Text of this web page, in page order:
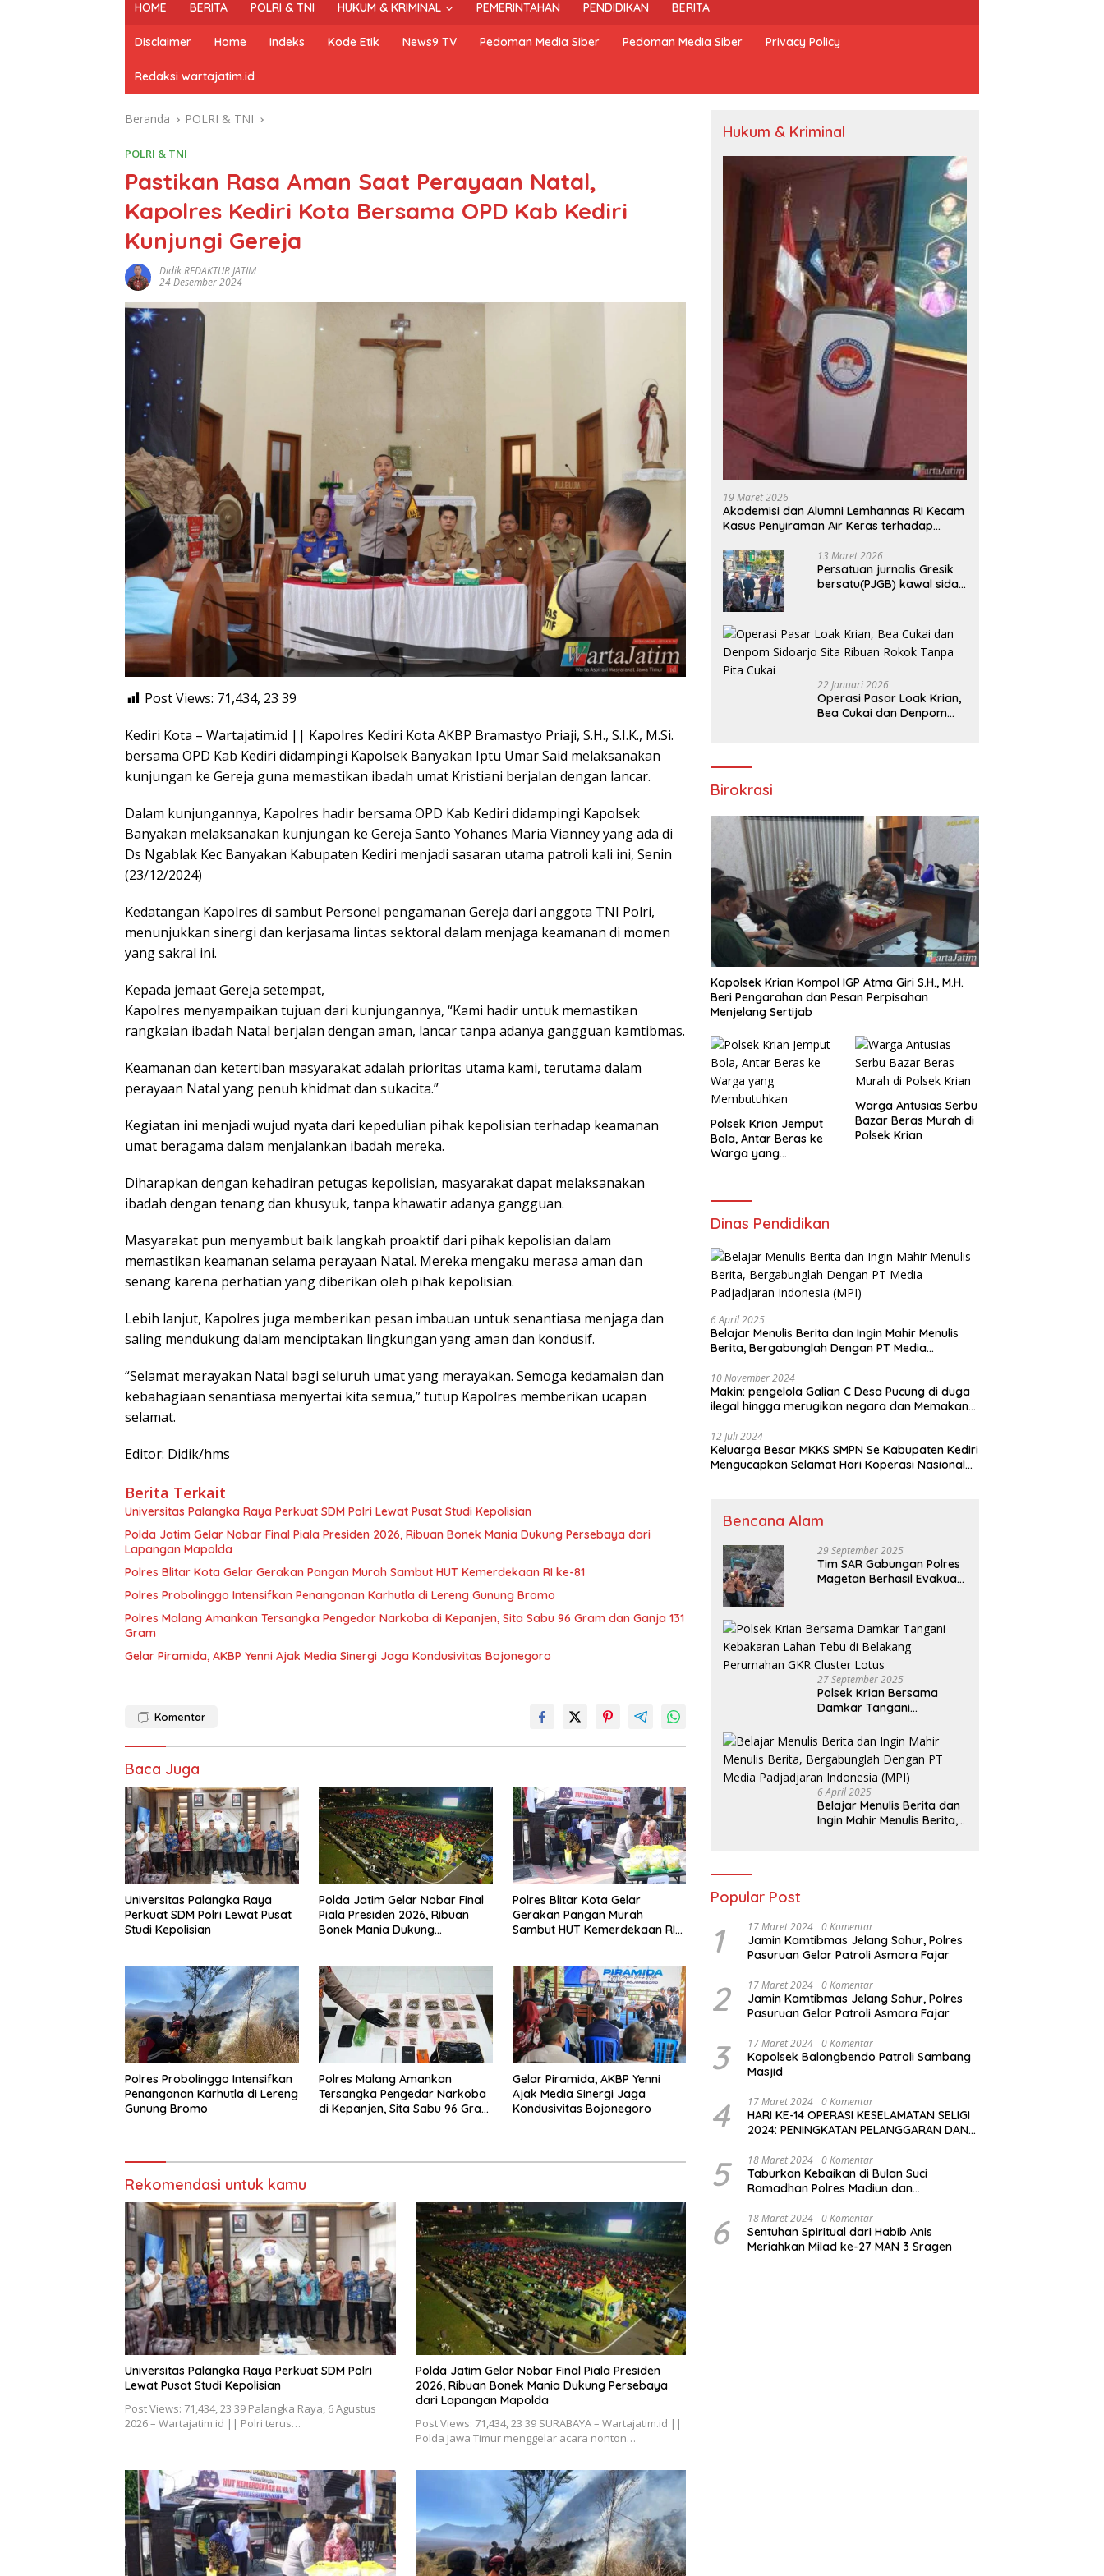
HOME BERITA POLRI & TNI HUKUM & KRIMINAL PEMERINTAHAN PENDIDIKAN BERITA
Disclaimer Home Indeks Kode Etik News9 TV Pedoman Media Siber Pedoman Media Siber Privacy Policy
Redaksi wartajatim.id
Beranda POLRI & TNI
POLRI & TNI
Pastikan Rasa Aman Saat Perayaan Natal,
Kapolres Kediri Kota Bersama OPD Kab Kediri
Kunjungi Gereja
Didik REDAKTUR JATIM
24 Desember 2024
Post Views: 71,434, 23 39
Kediri Kota – Wartajatim.id || Kapolres Kediri Kota AKBP Bramastyo Priaji, S.H., S.I.K., M.Si.
bersama OPD Kab Kediri didampingi Kapolsek Banyakan Iptu Umar Said melaksanakan
kunjungan ke Gereja guna memastikan ibadah umat Kristiani berjalan dengan lancar.
Dalam kunjungannya, Kapolres hadir bersama OPD Kab Kediri didampingi Kapolsek
Banyakan melaksanakan kunjungan ke Gereja Santo Yohanes Maria Vianney yang ada di
Ds Ngablak Kec Banyakan Kabupaten Kediri menjadi sasaran utama patroli kali ini, Senin
(23/12/2024)
Kedatangan Kapolres di sambut Personel pengamanan Gereja dari anggota TNI Polri,
menunjukkan sinergi dan kerjasama lintas sektoral dalam menjaga keamanan di momen
yang sakral ini.
Kepada jemaat Gereja setempat,
Kapolres menyampaikan tujuan dari kunjungannya, “Kami hadir untuk memastikan
rangkaian ibadah Natal berjalan dengan aman, lancar tanpa adanya gangguan kamtibmas.
Keamanan dan ketertiban masyarakat adalah prioritas utama kami, terutama dalam
perayaan Natal yang penuh khidmat dan sukacita.”
Kegiatan ini menjadi wujud nyata dari kepedulian pihak kepolisian terhadap keamanan
umat beragama dalam menjalankan ibadah mereka.
Diharapkan dengan kehadiran petugas kepolisian, masyarakat dapat melaksanakan
ibadah dengan tenang dan khusyuk, tanpa khawatir adanya gangguan.
Masyarakat pun menyambut baik langkah proaktif dari pihak kepolisian dalam
memastikan keamanan selama perayaan Natal. Mereka mengaku merasa aman dan
senang karena perhatian yang diberikan oleh pihak kepolisian.
Lebih lanjut, Kapolres juga memberikan pesan imbauan untuk senantiasa menjaga dan
saling mendukung dalam menciptakan lingkungan yang aman dan kondusif.
“Selamat merayakan Natal bagi seluruh umat yang merayakan. Semoga kedamaian dan
kebahagiaan senantiasa menyertai kita semua,” tutup Kapolres memberikan ucapan
selamat.
Editor: Didik/hms
Berita Terkait
Universitas Palangka Raya Perkuat SDM Polri Lewat Pusat Studi Kepolisian
Polda Jatim Gelar Nobar Final Piala Presiden 2026, Ribuan Bonek Mania Dukung Persebaya dari
Lapangan Mapolda
Polres Blitar Kota Gelar Gerakan Pangan Murah Sambut HUT Kemerdekaan RI ke-81
Polres Probolinggo Intensifkan Penanganan Karhutla di Lereng Gunung Bromo
Polres Malang Amankan Tersangka Pengedar Narkoba di Kepanjen, Sita Sabu 96 Gram dan Ganja 131
Gram
Gelar Piramida, AKBP Yenni Ajak Media Sinergi Jaga Kondusivitas Bojonegoro
Komentar
Baca Juga
Universitas Palangka Raya
Perkuat SDM Polri Lewat Pusat
Studi Kepolisian
Polda Jatim Gelar Nobar Final
Piala Presiden 2026, Ribuan
Bonek Mania Dukung
Polres Blitar Kota Gelar
Gerakan Pangan Murah
Sambut HUT Kemerdekaan RI
Polres Probolinggo Intensifkan
Penanganan Karhutla di Lereng
Gunung Bromo
Polres Malang Amankan
Tersangka Pengedar Narkoba
di Kepanjen, Sita Sabu 96 Gram
Gelar Piramida, AKBP Yenni
Ajak Media Sinergi Jaga
Kondusivitas Bojonegoro
Rekomendasi untuk kamu
Universitas Palangka Raya Perkuat SDM Polri
Lewat Pusat Studi Kepolisian
Post Views: 71,434, 23 39 Palangka Raya, 6 Agustus
2026 – Wartajatim.id || Polri terus…
Polda Jatim Gelar Nobar Final Piala Presiden
2026, Ribuan Bonek Mania Dukung Persebaya
dari Lapangan Mapolda
Post Views: 71,434, 23 39 SURABAYA – Wartajatim.id ||
Polda Jawa Timur menggelar acara nonton…
Hukum & Kriminal
19 Maret 2026
Akademisi dan Alumni Lemhannas RI Kecam
Kasus Penyiraman Air Keras terhadap
13 Maret 2026
Persatuan jurnalis Gresik
bersatu(PJGB) kawal sidak
atas nama Molyo Cipto
amin
22 Januari 2026
Operasi Pasar Loak Krian,
Bea Cukai dan Denpom
Birokrasi
Kapolsek Krian Kompol IGP Atma Giri S.H., M.H.
Beri Pengarahan dan Pesan Perpisahan
Menjelang Sertijab
Polsek Krian Jemput
Bola, Antar Beras ke
Warga yang
Warga Antusias Serbu
Bazar Beras Murah di
Polsek Krian
Dinas Pendidikan
6 April 2025
Belajar Menulis Berita dan Ingin Mahir Menulis
Berita, Bergabunglah Dengan PT Media
10 November 2024
Makin: pengelola Galian C Desa Pucung di duga
ilegal hingga merugikan negara dan Memakan
12 Juli 2024
Keluarga Besar MKKS SMPN Se Kabupaten Kediri
Mengucapkan Selamat Hari Koperasi Nasional
Bencana Alam
29 September 2025
Tim SAR Gabungan Polres
Magetan Berhasil Evakuasi
27 September 2025
Polsek Krian Bersama
Damkar Tangani
Belakang Perumahan GKR
Cluster Lotus
6 April 2025
Belajar Menulis Berita dan
Ingin Mahir Menulis Berita,
Popular Post
1 17 Maret 2024 0 Komentar
Jamin Kamtibmas Jelang Sahur, Polres
Pasuruan Gelar Patroli Asmara Fajar
2 17 Maret 2024 0 Komentar
Jamin Kamtibmas Jelang Sahur, Polres
Pasuruan Gelar Patroli Asmara Fajar
3 17 Maret 2024 0 Komentar
Kapolsek Balongbendo Patroli Sambang
Masjid
4 17 Maret 2024 0 Komentar
HARI KE-14 OPERASI KESELAMATAN SELIGI
2024: PENINGKATAN PELANGGARAN DAN
5 18 Maret 2024 0 Komentar
Taburkan Kebaikan di Bulan Suci
Ramadhan Polres Madiun dan
6 18 Maret 2024 0 Komentar
Sentuhan Spiritual dari Habib Anis
Meriahkan Milad ke-27 MAN 3 Sragen